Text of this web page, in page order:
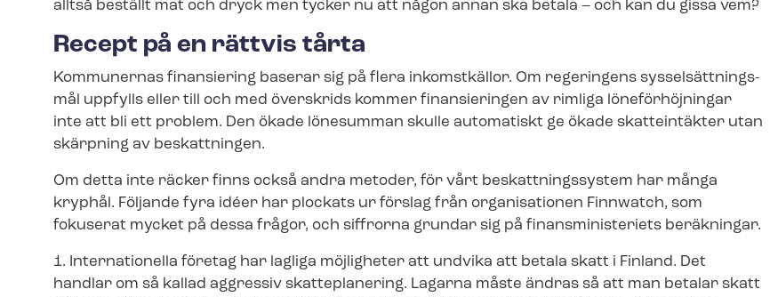
alltså beställt mat och dryck men tycker nu att någon annan ska betala – och kan du gissa vem?
Recept på en rättvis tårta
Kommunernas finansiering baserar sig på flera inkomstkällor. Om regeringens sys­sel­sätt­nings­
mål uppfylls eller till och med överskrids kommer finansieringen av rimliga löneförhöjningar
inte att bli ett problem. Den ökade lönesumman skulle automatiskt ge ökade skatteintäkter utan
skärpning av beskattningen.
Om detta inte räcker finns också andra metoder, för vårt be­skatt­nings­sy­stem har många
kryphål. Följande fyra idéer har plockats ur förslag från organisationen Finnwatch, som
fokuserat mycket på dessa frågor, och siffrorna grundar sig på fi­nans­mi­ni­s­te­ri­ets beräkningar.
1. Internationella företag har lagliga möjligheter att undvika att betala skatt i Finland. Det
handlar om så kallad aggressiv skatteplanering. Lagarna måste ändras så att man betalar skatt